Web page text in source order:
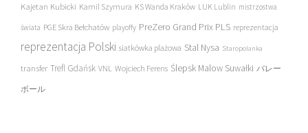
Kajetan Kubicki Kamil Szymura KS Wanda Kraków LUK Lublin mistrzostwa
świata PGE Skra Bełchatów playoffy PreZero Grand Prix PLS reprezentacja
reprezentacja Polski siatkówka plażowa Stal Nysa Staropolanka
transfer Trefl Gdańsk VNL Wojciech Ferens Ślepsk Malow Suwałki バレー
ボール